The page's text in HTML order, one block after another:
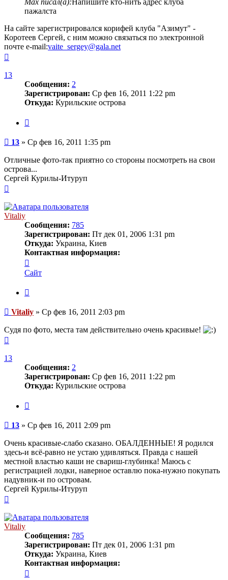
пажалста
На сайте зарегистрировался корифей клуба "Азимут" -
Коротеев Сергей, с ним можно связаться по электронной
почте e-mail:vaite_sergey@gala.net
началу
13
Сообщения: 2
Зарегистрирован: Ср фев 16, 2011 1:22 pm
Откуда: Курильские острова
Сообщение
13 » Ср фев 16, 2011 1:35 pm
Отличные фото-так приятно со стороны посмотреть на свои
острова...
Сергей Курилы-Итуруп
началу
Vitaliy
Сообщения: 785
Зарегистрирован: Пт дек 01, 2006 1:31 pm
Откуда: Украина, Киев
Контактная информация:
информация
пользователя
Сайт
Сообщение
Vitaliy » Ср фев 16, 2011 2:03 pm
Судя по фото, места там действительно очень красивые!
началу
13
Сообщения: 2
Зарегистрирован: Ср фев 16, 2011 1:22 pm
Откуда: Курильские острова
Сообщение
13 » Ср фев 16, 2011 2:09 pm
Очень красивые-слабо сказано. ОБАЛДЕННЫЕ! Я родился
здесь-и всё-равно не устаю удивляться. Правда с нашей
местной властью каши не свариш-глубинка! Маюсь с
регистрацией лодки, наверное оставлю пока-нужно покупать
надувник-и по островам.
Сергей Курилы-Итуруп
началу
Vitaliy
Сообщения: 785
Зарегистрирован: Пт дек 01, 2006 1:31 pm
Откуда: Украина, Киев
Контактная информация: